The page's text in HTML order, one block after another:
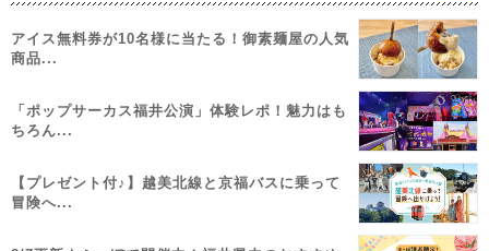
アイス無料券が10名様に当たる！御素麺屋の人気
商品...
「ポップサーカス福井公演」体験レポ！魅力はも
ちろん...
【プレゼント付♪】越美北線と京福バスに乗って
冒険へ...